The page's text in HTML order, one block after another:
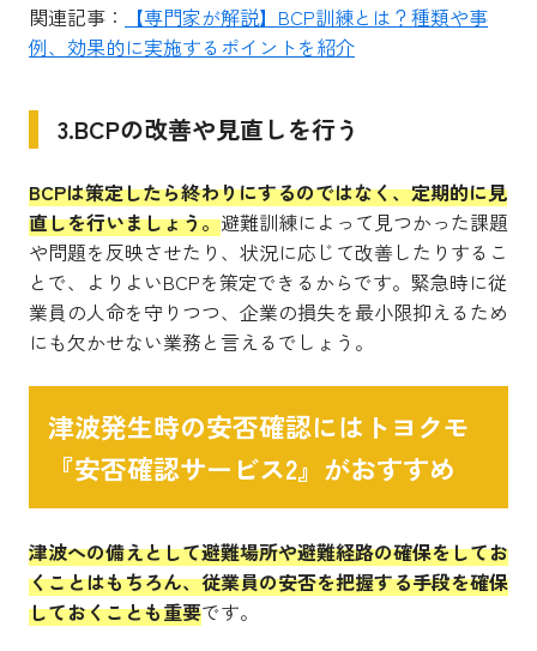
関連記事：
【専門家が解説】BCP訓練とは？種類や事
例、効果的に実施するポイントを紹介
3.BCPの改善や見直しを行う
BCPは策定したら終わりにするのではなく、定期的に見
直しを行いましょう。避難訓練によって見つかった課題
や問題を反映させたり、状況に応じて改善したりするこ
とで、よりよいBCPを策定できるからです。緊急時に従
業員の人命を守りつつ、企業の損失を最小限抑えるため
にも欠かせない業務と言えるでしょう。
津波発生時の安否確認にはトヨクモ
『安否確認サービス2』がおすすめ
津波への備えとして避難場所や避難経路の確保をしてお
くことはもちろん、従業員の安否を把握する手段を確保
しておくことも重要です。